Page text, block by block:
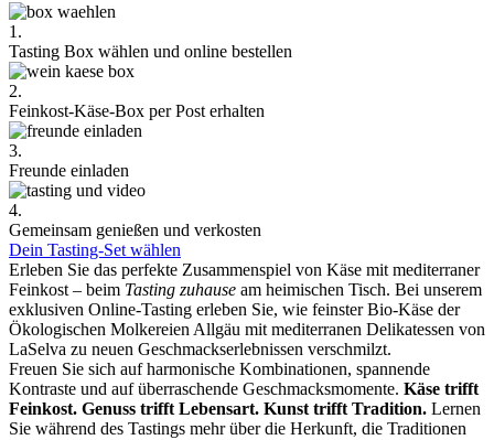
1.
Tasting Box wählen und online bestellen
2.
Feinkost-Käse-Box per Post erhalten
3.
Freunde einladen
4.
Gemeinsam genießen und verkosten
Dein Tasting-Set wählen
Erleben Sie das perfekte Zusammenspiel von Käse mit mediterraner
Feinkost – beim Tasting zuhause am heimischen Tisch. Bei unserem
exklusiven Online-Tasting erleben Sie, wie feinster Bio-Käse der
Ökologischen Molkereien Allgäu mit mediterranen Delikatessen von
LaSelva zu neuen Geschmackserlebnissen verschmilzt.
Freuen Sie sich auf harmonische Kombinationen, spannende
Kontraste und auf überraschende Geschmacksmomente. Käse trifft
Feinkost. Genuss trifft Lebensart. Kunst trifft Tradition. Lernen
Sie während des Tastings mehr über die Herkunft, die Traditionen